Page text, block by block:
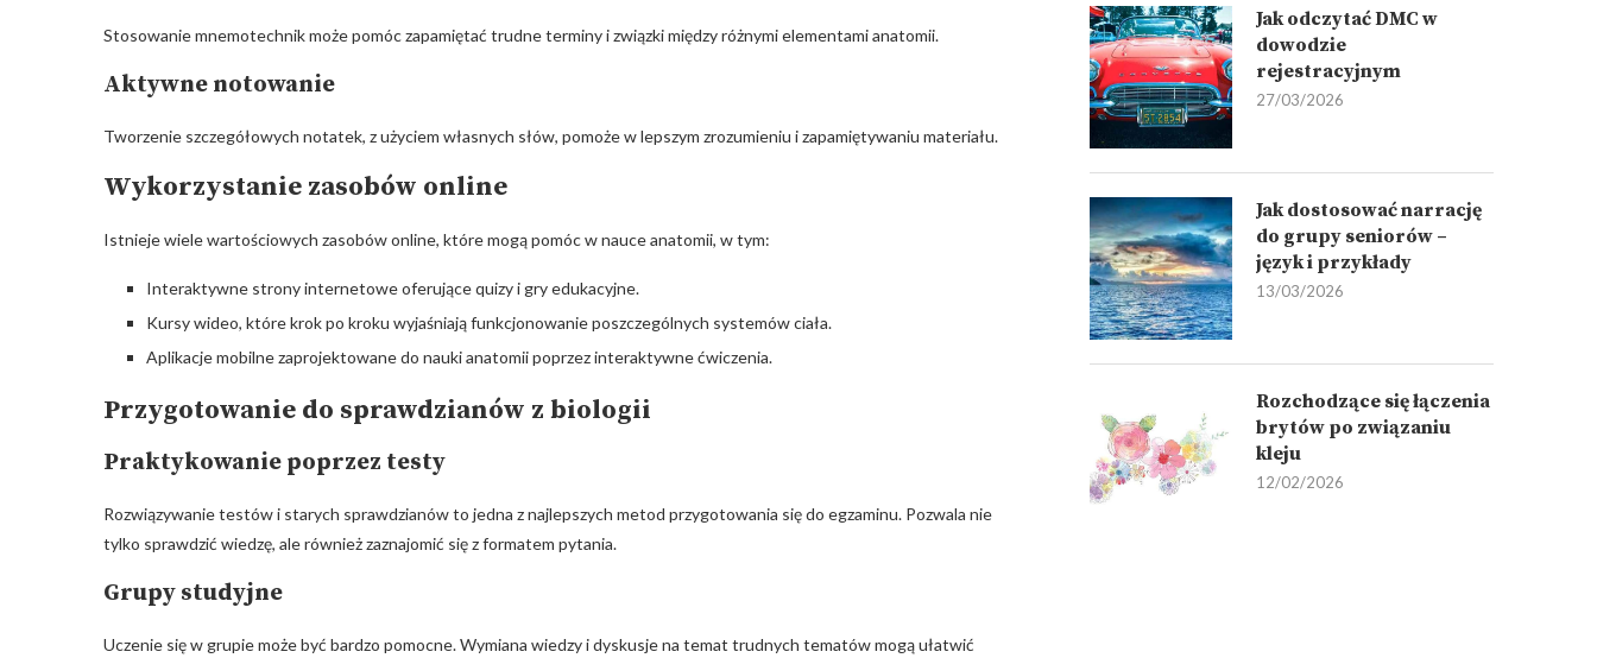
Stosowanie mnemotechnik może pomóc zapamiętać trudne terminy i związki między różnymi elementami anatomii.
Aktywne notowanie
Tworzenie szczegółowych notatek, z użyciem własnych słów, pomoże w lepszym zrozumieniu i zapamiętywaniu materiału.
Wykorzystanie zasobów online
Istnieje wiele wartościowych zasobów online, które mogą pomóc w nauce anatomii, w tym:
Interaktywne strony internetowe oferujące quizy i gry edukacyjne.
Kursy wideo, które krok po kroku wyjaśniają funkcjonowanie poszczególnych systemów ciała.
Aplikacje mobilne zaprojektowane do nauki anatomii poprzez interaktywne ćwiczenia.
Przygotowanie do sprawdzianów z biologii
Praktykowanie poprzez testy
Rozwiązywanie testów i starych sprawdzianów to jedna z najlepszych metod przygotowania się do egzaminu. Pozwala nie
tylko sprawdzić wiedzę, ale również zaznajomić się z formatem pytania.
Grupy studyjne
Uczenie się w grupie może być bardzo pomocne. Wymiana wiedzy i dyskusje na temat trudnych tematów mogą ułatwić
Jak odczytać DMC w
dowodzie
rejestracyjnym
27/03/2026
Jak dostosować narrację
do grupy seniorów –
język i przykłady
13/03/2026
Rozchodzące się łączenia
brytów po związaniu
kleju
12/02/2026